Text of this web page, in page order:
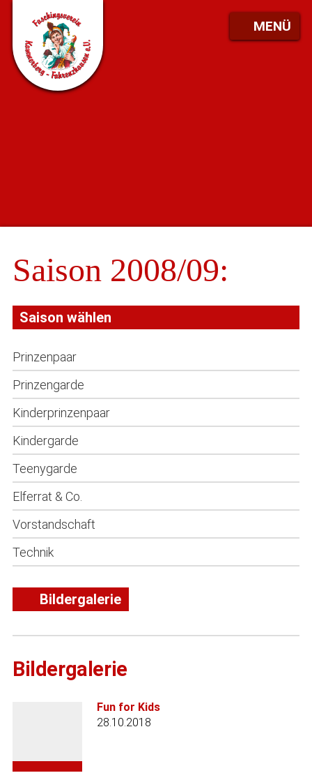
MENÜ
Saison 2008/09:
Saison wählen
Prinzenpaar
Prinzengarde
Kinderprinzenpaar
Kindergarde
Teenygarde
Elferrat & Co.
Vorstandschaft
Technik
Bildergalerie
Bildergalerie
Fun for Kids
28.10.2018